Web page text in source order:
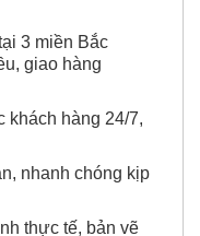
hoạt, thuận
3 miền Bắc
giao hàng
hàng 24/7,